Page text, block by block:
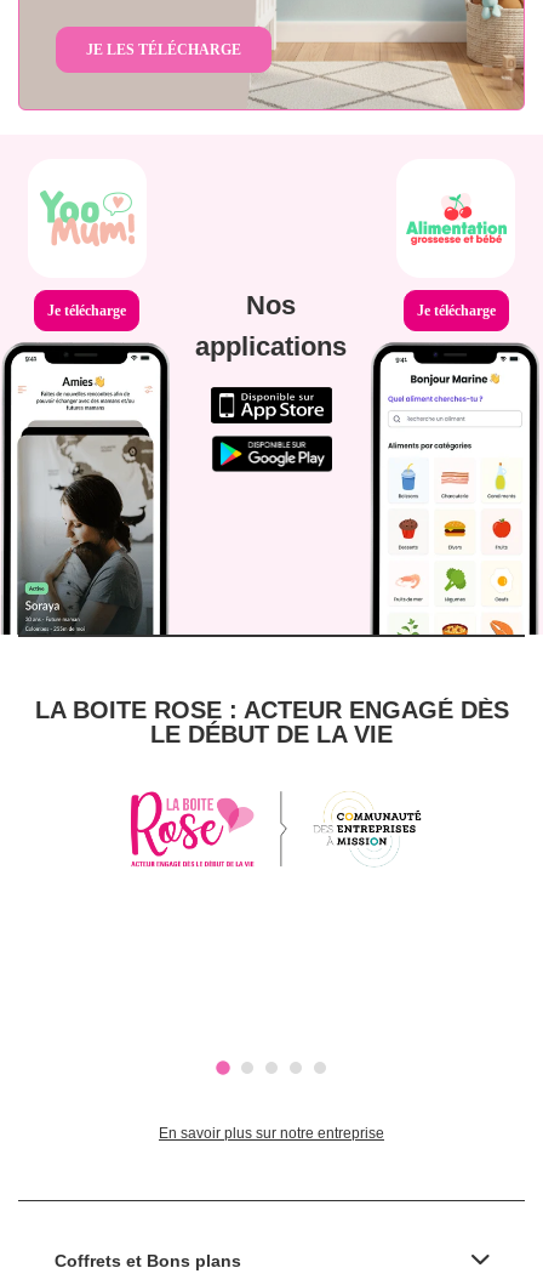
JE LES TÉLÉCHARGE
Je télécharge
Nos
applications
Je télécharge
LA BOITE ROSE : ACTEUR ENGAGÉ DÈS
LE DÉBUT DE LA VIE
En savoir plus sur notre entreprise
Coffrets et Bons plans